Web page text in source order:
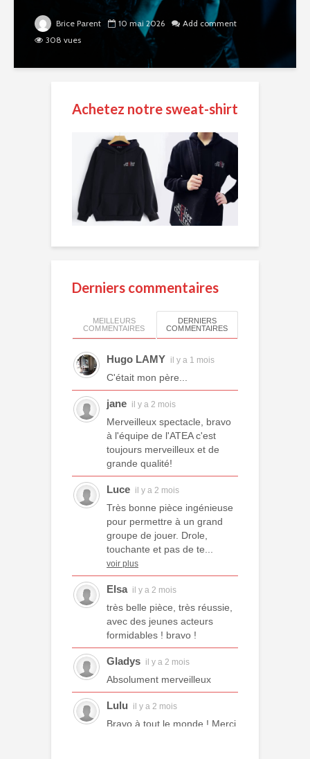
Brice Parent 10 mai 2026
Add comment
308 vues
Achetez notre sweat-shirt
Derniers commentaires
MEILLEURS
COMMENTAIRES
DERNIERS
COMMENTAIRES
Hugo LAMY il y a 1 mois
C'était mon père...
jane il y a 2 mois
Merveilleux spectacle, bravo
à l'équipe de l'ATEA c'est
toujours merveilleux et de
grande qualité!
Luce il y a 2 mois
Très bonne pièce ingénieuse
pour permettre à un grand
groupe de jouer. Drole,
touchante et pas de te...
voir plus
Elsa il y a 2 mois
très belle pièce, très réussie,
avec des jeunes acteurs
formidables ! bravo !
Gladys il y a 2 mois
Absolument merveilleux
Lulu il y a 2 mois
Bravo à tout le monde ! Merci